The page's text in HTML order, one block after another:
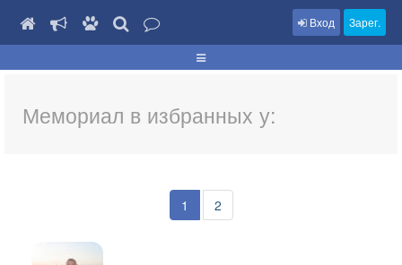
Вход Зарег.
Мемориал в избранных у:
1 2